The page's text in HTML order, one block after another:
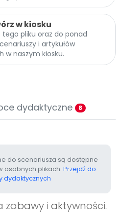
w kiosku
tego pliku oraz do ponad
i artykułów
w naszym kiosku.
dydaktyczne 8
do scenariusza są dostępne
osobnych plikach. Przejdź do
dydaktycznych
zabawy i aktywności.